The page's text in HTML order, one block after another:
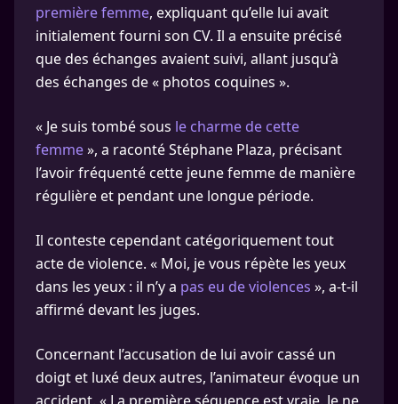
première femme, expliquant qu’elle lui avait
initialement fourni son CV. Il a ensuite précisé
que des échanges avaient suivi, allant jusqu’à
des échanges de « photos coquines ».
« Je suis tombé sous le charme de cette
femme», a raconté Stéphane Plaza, précisant
l’avoir fréquenté cette jeune femme de manière
régulière et pendant une longue période.
Il conteste cependant catégoriquement tout
acte de violence. « Moi, je vous répète les yeux
dans les yeux : il n’y a pas eu de violences », a-t-il
affirmé devant les juges.
Concernant l’accusation de lui avoir cassé un
doigt et luxé deux autres, l’animateur évoque un